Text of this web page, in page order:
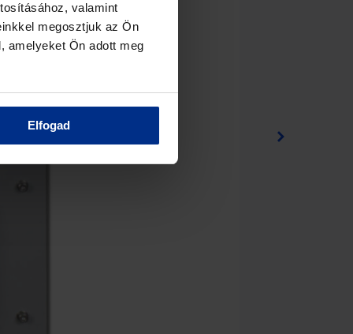
valamint
megosztjuk az Ön
amelyeket Ön adott meg
Elfogad